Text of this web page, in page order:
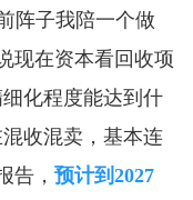
阵子我陪一个做
现在资本看回收项
化程度能达到什
收混卖，基本连
告， 预计到2027